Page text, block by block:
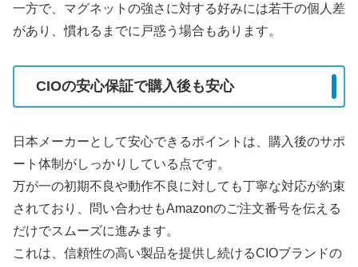
一方で、マグネットの強さに対する好みには若干の個人差
があり、慣れるまでに戸惑う場合もあります。
CIOの安心保証で購入後も安心
日本メーカーとして安心できるポイントは、購入後のサポ
ート体制がしっかりしている点です。
万が一の初期不良や動作不良に対しても丁寧な対応が約束
されており、問い合わせもAmazonのご注文番号を伝える
だけでスムーズに進みます。
これは、信頼性の高い製品を提供し続けるCIOブランドの